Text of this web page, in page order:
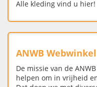
Alle kleding vind u hier!
ANWB Webwinkel
De missie van de
helpen om in vrijheid